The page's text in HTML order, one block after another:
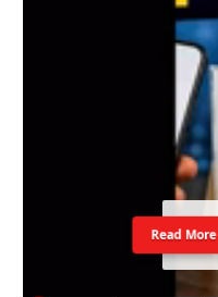
Read More